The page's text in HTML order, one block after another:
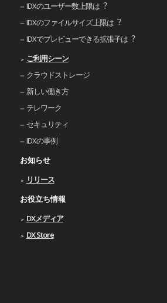
IDXのユーザー数上限は︖
IDXのファイルサイズ上限は︖
IDXでプレビューできる拡張⼦は︖
ご利⽤シーン
クラウドストレージ
新しい働き⽅
テレワーク
セキュリティ
IDXの事例
お知らせ
リリース
お役立ち情報
DXメディア
DX Store